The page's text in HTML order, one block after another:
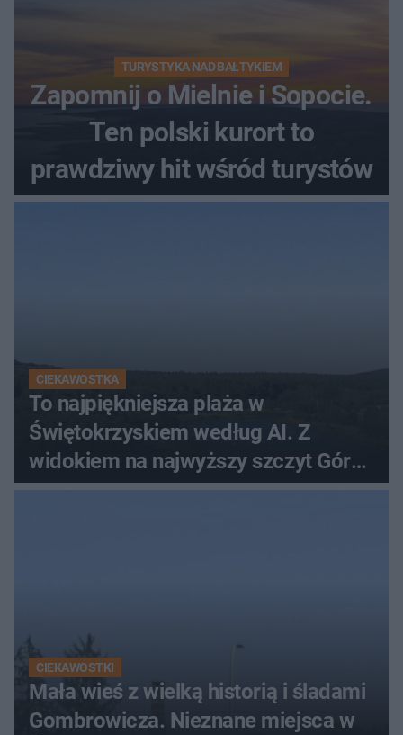
TURYSTYKA NAD BAŁTYKIEM
Zapomnij o Mielnie i Sopocie.
Ten polski kurort to
prawdziwy hit wśród turystów
CIEKAWOSTKA
To najpiękniejsza plaża w
Świętokrzyskiem według AI. Z
widokiem na najwyższy szczyt Gór
Świętokrzyskich
CIEKAWOSTKI
Mała wieś z wielką historią i śladami
Gombrowicza. Nieznane miejsca w